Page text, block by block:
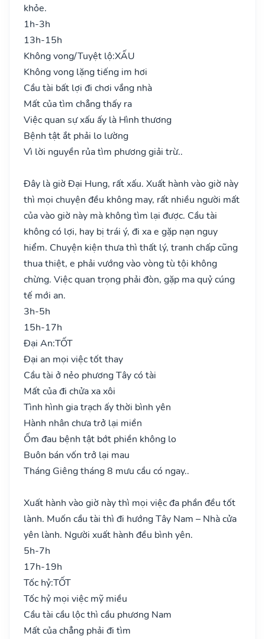
khỏe.
1h-3h
13h-15h
Không vong/Tuyệt lộ:XẤU
Không vong lặng tiếng im hơi
Cầu tài bất lợi đi chơi vắng nhà
Mất của tìm chẳng thấy ra
Việc quan sự xấu ấy là Hình thương
Bệnh tật ắt phải lo lường
Vì lời nguyền rủa tìm phương giải trừ..
Đây là giờ Đại Hung, rất xấu. Xuất hành vào giờ này
thì mọi chuyện đều không may, rất nhiều người mất
của vào giờ này mà không tìm lại được. Cầu tài
không có lợi, hay bị trái ý, đi xa e gặp nạn nguy
hiểm. Chuyện kiện thưa thì thất lý, tranh chấp cũng
thua thiệt, e phải vướng vào vòng tù tội không
chừng. Việc quan trọng phải đòn, gặp ma quỷ cúng
tế mới an.
3h-5h
15h-17h
Đại An:TỐT
Đại an mọi việc tốt thay
Cầu tài ở nẻo phương Tây có tài
Mất của đi chửa xa xôi
Tình hình gia trạch ấy thời bình yên
Hành nhân chưa trở lại miền
Ốm đau bệnh tật bớt phiền không lo
Buôn bán vốn trở lại mau
Tháng Giêng tháng 8 mưu cầu có ngay..
Xuất hành vào giờ này thì mọi việc đa phần đều tốt
lành. Muốn cầu tài thì đi hướng Tây Nam – Nhà cửa
yên lành. Người xuất hành đều bình yên.
5h-7h
17h-19h
Tốc hỷ:TỐT
Tốc hỷ mọi việc mỹ miều
Cầu tài cầu lộc thì cầu phương Nam
Mất của chẳng phải đi tìm